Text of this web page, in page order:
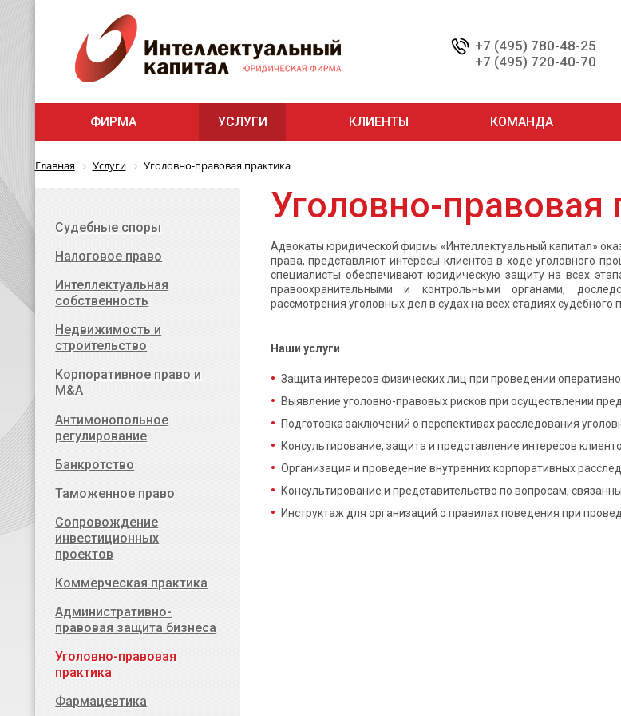
+7 (495) 780-48-25
+7 (495) 720-40-70
ФИРМА УСЛУГИ КЛИЕНТЫ КОМАНДА
Главная Услуги Уголовно-правовая практика
Уголовно-правовая
Адвокаты юридической фирмы «Интеллектуальный капитал»
права, представляют интересы клиентов в ходе уголовного
специалисты обеспечивают юридическую защиту на всех
правоохранительными и контрольными органами,
рассмотрения уголовных дел в судах на всех стадиях судебного
Наши услуги
Защита интересов физических лиц при проведении
Выявление уголовно-правовых рисков при осуществлении
Подготовка заключений о перспективах расследования
Консультирование, защита и представление интересов
Организация и проведение внутренних корпоративных
Консультирование и представительство по вопросам,
Инструктаж для организаций о правилах поведения при
Cудебные споры
Налоговое право
Интеллектуальная
собственность
Недвижимость и
строительство
Корпоративное право и
M&A
Антимонопольное
регулирование
Банкротство
Таможенное право
Сопровождение
инвестиционных
проектов
Коммерческая практика
Административно-
правовая защита бизнеса
Уголовно-правовая
практика
Фармацевтика